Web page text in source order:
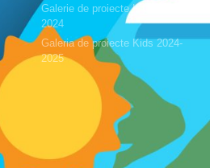
Galerie de proiecte Kids 2023-
2024
Galeria de proiecte Kids 2024-
2025